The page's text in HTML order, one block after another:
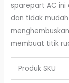
sparepart AC
dan tidak
membuat titik
Produk SKU